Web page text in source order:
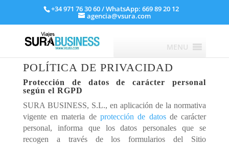
+34 971 76 30 60/ WhatsApp: 669 89 20 12
agencia@vsura.com
MENU
POLÍTICA DE PRIVACIDAD
Protección de datos de carácter personal
según el RGPD
SURA BUSINESS, S.L., en aplicación de la normativa
vigente en materia de protección de datosde carácter
personal, informa que los datos personales que se
recogen a través de los formularios del Sitio